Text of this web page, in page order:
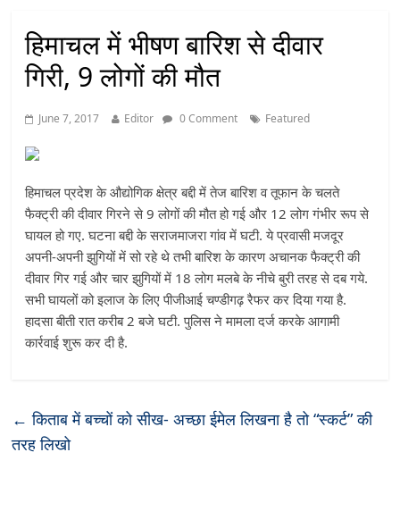
हिमाचल में भीषण बारिश से दीवार
गिरी, 9 लोगों की मौत
June 7, 2017 Editor 0 Comment Featured
हिमाचल प्रदेश के औद्योगिक क्षेत्र बद्दी में तेज बारिश व तूफान के चलते
फैक्ट्री की दीवार गिरने से 9 लोगों की मौत हो गई और 12 लोग गंभीर रूप से
घायल हो गए. घटना बद्दी के सराजमाजरा गांव में घटी. ये प्रवासी मजदूर
अपनी-अपनी झुगियों में सो रहे थे तभी बारिश के कारण अचानक फैक्ट्री की
दीवार गिर गई और चार झुगियों में 18 लोग मलबे के नीचे बुरी तरह से दब गये.
सभी घायलों को इलाज के लिए पीजीआई चण्डीगढ़ रैफर कर दिया गया है.
हादसा बीती रात करीब 2 बजे घटी. पुलिस ने मामला दर्ज करके आगामी
कार्रवाई शुरू कर दी है.
← किताब में बच्चों को सीख- अच्छा ईमेल लिखना है तो “स्कर्ट” की
तरह लिखो